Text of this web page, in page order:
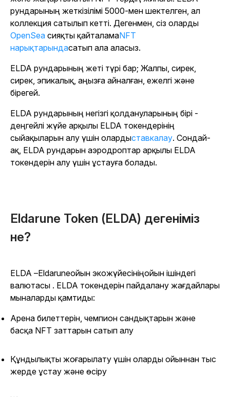
рундарының жеткізілімі 5000-мен шектелген, ал
коллекция сатылып кетті. Дегенмен, сіз оларды
OpenSea сияқты қайталамаNFT
нарықтарындасатып ала аласыз.
ELDA рундарының жеті түрі бар; Жалпы, сирек,
сирек, эпикалық, аңызға айналған, ежелгі және
бірегей.
ELDA рундарының негізгі қолдануларының бірі -
деңгейлі жүйе арқылы ELDA токендерінің
сыйақыларын алу үшін олардыставкалау. Сондай-
ақ, ELDA рундарын аэродроптар арқылы ELDA
токендерін алу үшін ұстауға болады.
Eldarune Token (ELDA) дегеніміз
не?
ELDA –Eldaruneойын экожүйесініңойын ішіндегі
валютасы . ELDA токендерін пайдалану жағдайлары
мыналарды қамтиды:
Арена билеттерін, чемпион сандықтарын және
басқа NFT заттарын сатып алу
Құндылықты жоғарылату үшін оларды ойыннан тыс
жерде ұстау және өсіру